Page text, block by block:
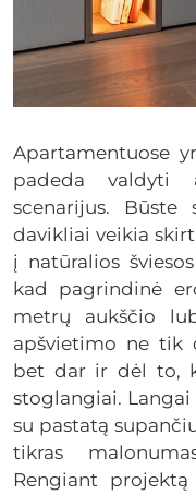
Apartamentuose
padeda valdyti
scenarijus.
davikliai veikia
į natūralios
kad pagrindinė
metrų aukščio
apšvietimo ne tik
bet dar ir dėl to,
stoglangiai.
su pastatą
tikras
Rengiant projektą